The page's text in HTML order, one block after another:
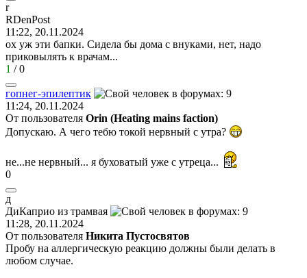
r
RDenPost
11:22, 20.11.2024
ох уж эти бапки. Сидела бы дома с внуками, нет, надо
приковылять к врачам...
1 /0
гопнег-эпилептик
11:24, 20.11.2024
От пользователя Orin (Heating mains faction)
Допускаю. А чего тебю токой нервный с утра?
не...не нервный... я буховатый уже с утреца...
0
д
ДиКаприо из трамвая
11:28, 20.11.2024
От пользователя Никита Пустосвятов
Пробу на аллергическую реакцию должны были делать в
любом случае.